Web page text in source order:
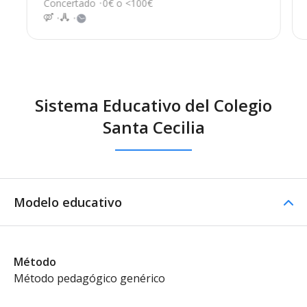
Concertado 0€ o <100€
Sistema Educativo del Colegio
Santa Cecilia
Modelo educativo
Método
Método pedagógico genérico